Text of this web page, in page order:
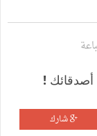
!
شارك